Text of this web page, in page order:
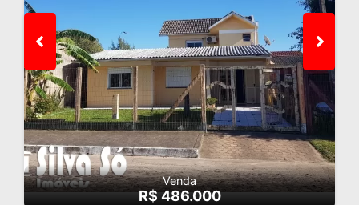
Venda
R$ 486.000